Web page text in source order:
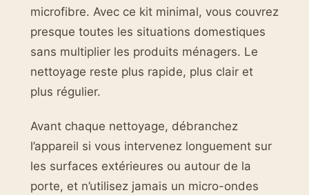
microfibre. Avec ce kit minimal, vous couvrez
presque toutes les situations domestiques
sans multiplier les produits ménagers. Le
nettoyage reste plus rapide, plus clair et
plus régulier.
Avant chaque nettoyage, débranchez
l’appareil si vous intervenez longuement sur
les surfaces extérieures ou autour de la
porte, et n’utilisez jamais un micro-ondes